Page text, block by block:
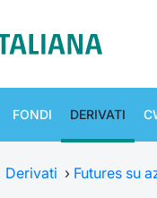
FONDI DERIVATI
Derivati › Futures su